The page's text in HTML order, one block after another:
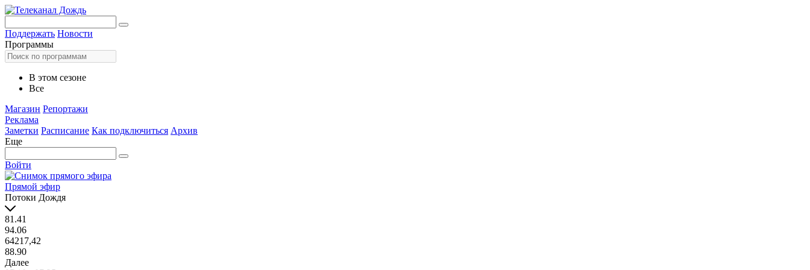
Поддержать Новости
Программы
В этом сезоне
Все
Магазин Репортажи
Реклама
Заметки Расписание Как подключиться Архив
Еще
Войти
Прямой эфир
Потоки Дождя
81.41
94.06
64217,42
88.90
Далее